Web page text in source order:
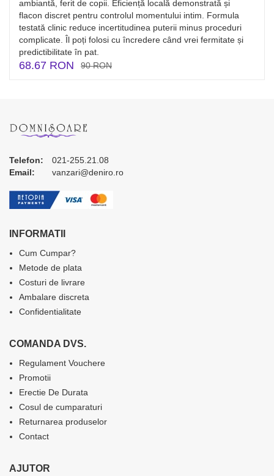
ambiantă, ferit de copii. Eficiență locală demonstrată și
flacon discret pentru controlul momentului intim. Formula
testată clinic reduce incertitudinea puterii minus proceduri
complicate. Îl poți folosi cu încredere când vrei fermitate și
predictibilitate în pat.
68.67 RON 90 RON
Telefon:
021-255.21.08
Email:
vanzari@deniro.ro
INFORMATII
Cum Cumpar?
Metode de plata
Costuri de livrare
Ambalare discreta
Confidentialitate
COMANDA DVS.
Regulament Vouchere
Promotii
Erectie De Durata
Cosul de cumparaturi
Returnarea produselor
Contact
AJUTOR